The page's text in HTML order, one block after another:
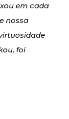
em cada
nossa
foi